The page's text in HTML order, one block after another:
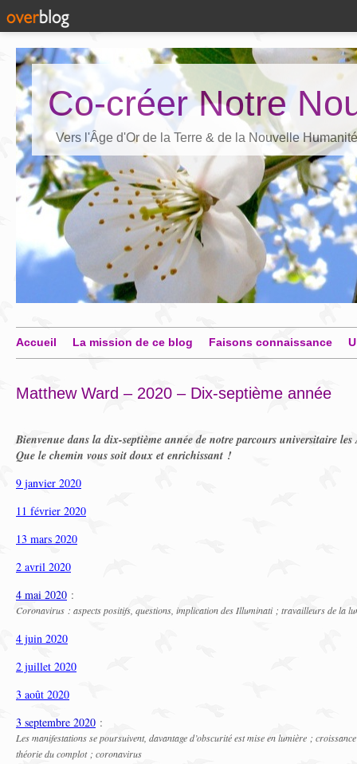
Co-créer Notre
Vers l'Âge d'Or de la Terre & de la Nouvelle Humanité
Accueil La mission de ce blog Faisons connaissance
Matthew Ward – 2020 – Dix-septième année
Bienvenue dans la dix-septième année de notre parcours universitaire les
Que le chemin vous soit doux et enrichissant !
9 janvier 2020
11 février 2020
13 mars 2020
2 avril 2020
4 mai 2020 :
Coronavirus : aspects positifs, questions, implication des Illuminati ; travailleurs de la
4 juin 2020
2 juillet 2020
3 août 2020
3 septembre 2020 :
Les manifestations se poursuivent, davantage d’obscurité est mise en lumière ;
théorie du complot ; coronavirus